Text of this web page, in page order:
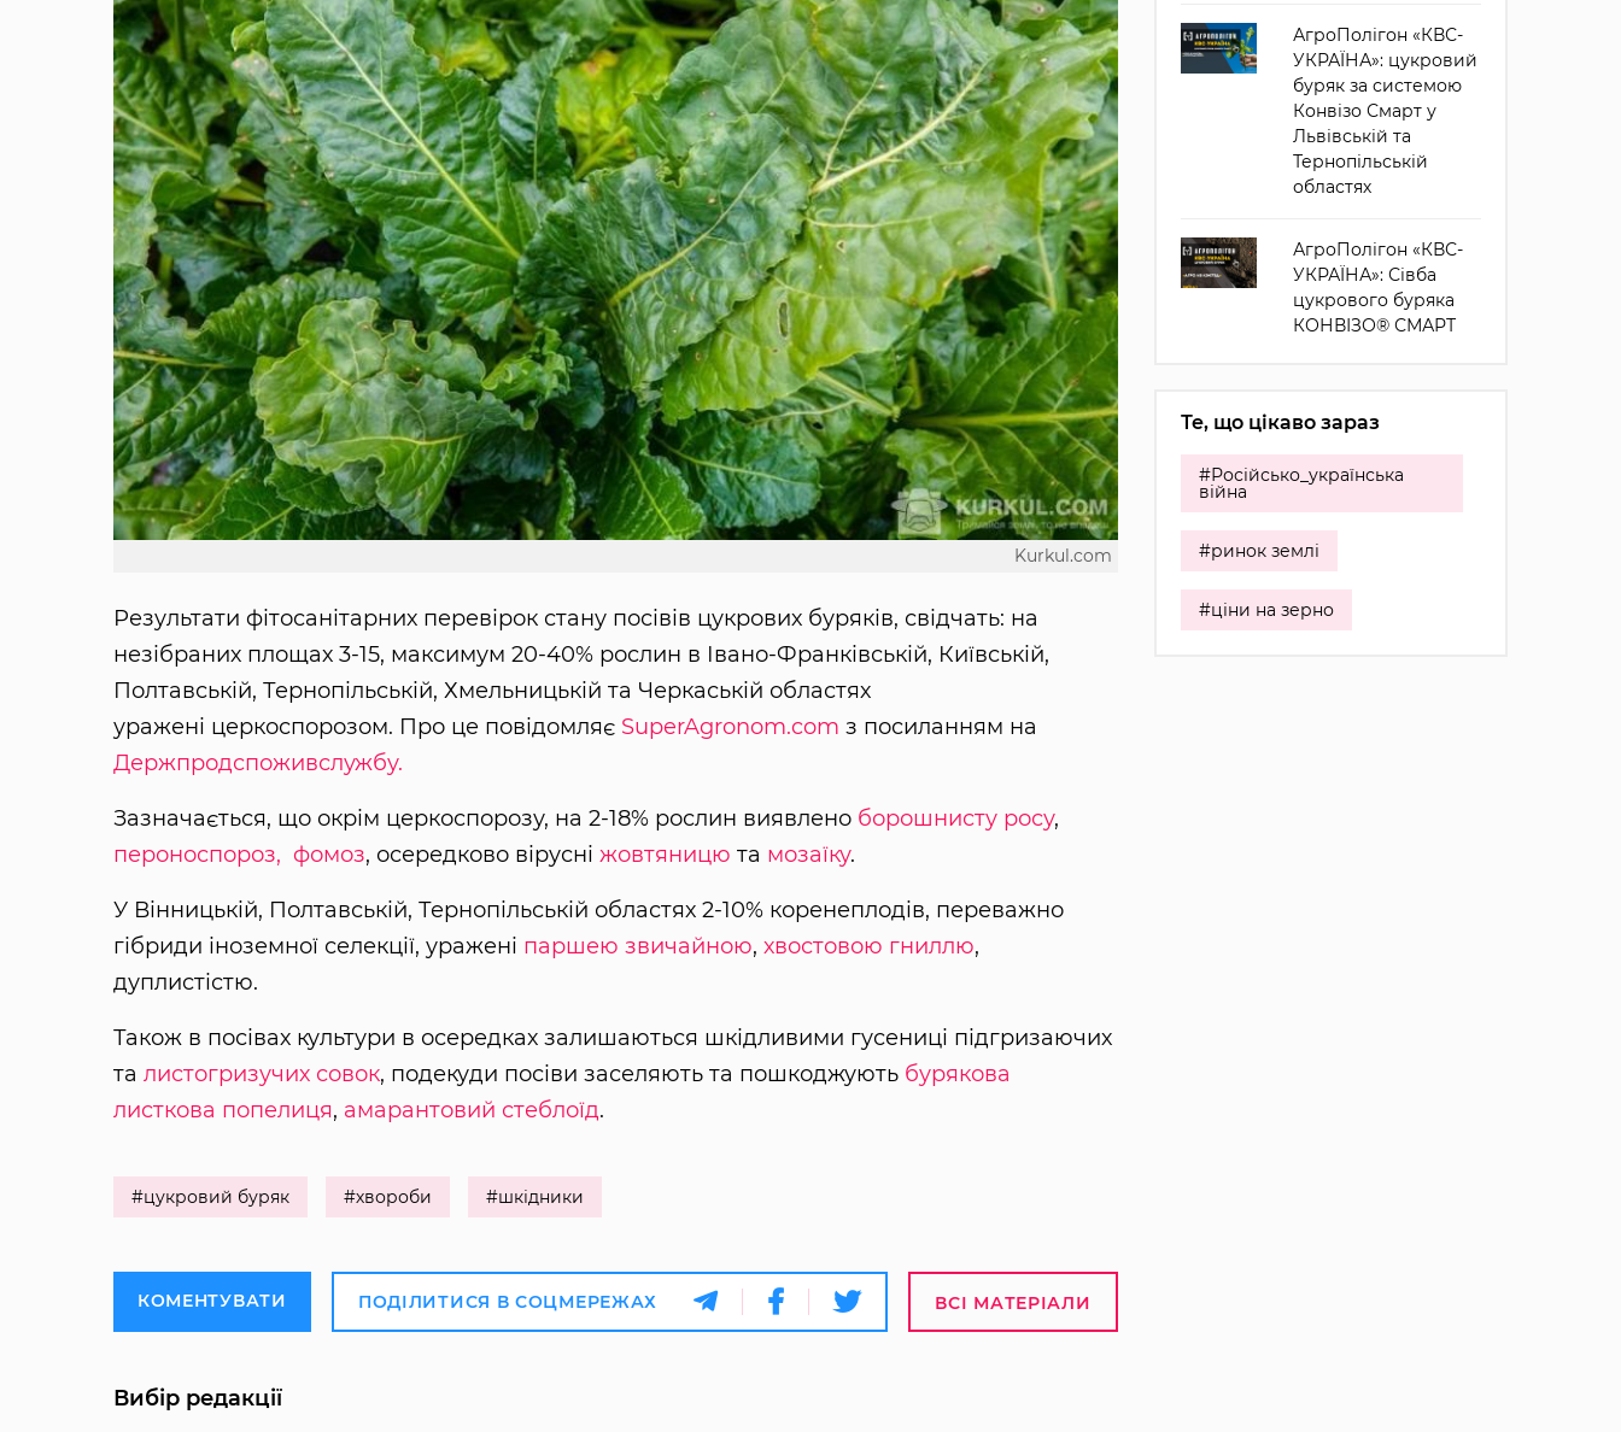
Kurkul.com
Результати фітосанітарних перевірок стану посівів цукрових буряків, свідчать: на
незібраних площах 3-15, максимум 20-40% рослин в Івано-Франківській, Київській,
Полтавській, Тернопільській, Хмельницькій та Черкаській областях
уражені церкоспорозом. Про це повідомляє SuperAgronom.com з посиланням на
Держпродспоживслужбу.
Зазначається, що окрім церкоспорозу, на 2-18% рослин виявлено борошнисту росу,
пероноспороз, фомоз, осередково вірусні жовтяницю та мозаїку.
У Вінницькій, Полтавській, Тернопільській областях 2-10% коренеплодів, переважно
гібриди іноземної селекції, уражені паршею звичайною, хвостовою гниллю,
дуплистістю.
Також в посівах культури в осередках залишаються шкідливими гусениці підгризаючих
та листогризучих совок, подекуди посіви заселяють та пошкоджують бурякова
листкова попелиця, амарантовий стеблоїд.
#цукровий буряк #хвороби #шкідники
КОМЕНТУВАТИ ПОДІЛИТИСЯ В СОЦМЕРЕЖАХ ВСІ МАТЕРІАЛИ
Вибір редакції
АгроПолігон «КВС-
УКРАЇНА»: цукровий
буряк за системою
Конвізо Смарт у
Львівській та
Тернопільській
областях
АгроПолігон «КВС-
УКРАЇНА»: Сівба
цукрового буряка
КОНВІЗО® СМАРТ
Те, що цікаво зараз
#Російсько_українська
війна
#ринок землі
#ціни на зерно